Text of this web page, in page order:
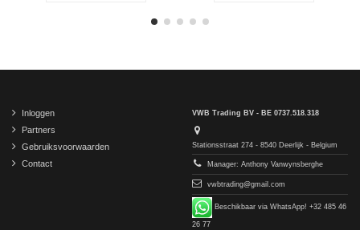
Inloggen
Partners
Gebruiksvoorwaarden
Contact
VWB Trading BV - BE 0737.518.318
Stationsstraat 274 - 8540 Deerlijk - Belgium
Manager: Anthony Vanwynsberghe
vwbtrading@gmail.com
Beschikbaar via WhatsApp! +32 485 46
26 77